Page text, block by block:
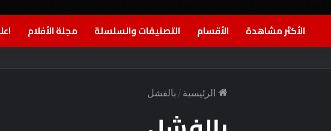
الأكثر مشاهدة الأقسام التصنيفات والسلسلة مجلة الأفلام
الرئيسية / بالفشل